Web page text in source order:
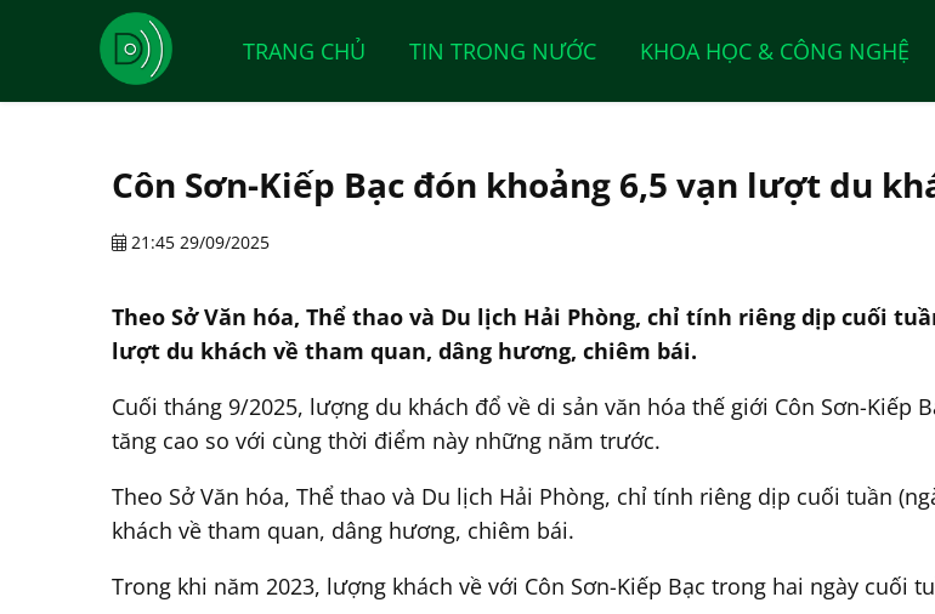
TRANG CHỦ TIN TRONG NƯỚC KHOA HỌC & CÔNG NGHỆ
Côn Sơn-Kiếp Bạc đón khoảng 6,5 vạn lượt du
21:45 29/09/2025
Theo Sở Văn hóa, Thể thao và Du lịch Hải Phòng, chỉ tính riêng dịp cuối
lượt du khách về tham quan, dâng hương, chiêm bái.
Cuối tháng 9/2025, lượng du khách đổ về di sản văn hóa thế giới Côn Sơn-
tăng cao so với cùng thời điểm này những năm trước.
Theo Sở Văn hóa, Thể thao và Du lịch Hải Phòng, chỉ tính riêng dịp cuối tuần
khách về tham quan, dâng hương, chiêm bái.
Trong khi năm 2023, lượng khách về với Côn Sơn-Kiếp Bạc trong hai ngày cuối